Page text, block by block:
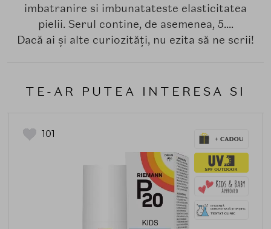
imbatranire si imbunatateste elasticitatea
pielii. Serul contine, de asemenea, 5....
Dacă ai și alte curiozități, nu ezita să ne scrii!
TE-AR PUTEA INTERESA SI
101